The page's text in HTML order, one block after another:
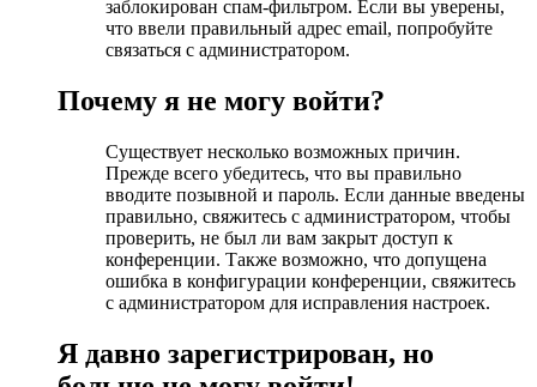
заблокирован спам-фильтром. Если вы уверены,
что ввели правильный адрес email, попробуйте
связаться с администратором.
Почему я не могу войти?
Существует несколько возможных причин.
Прежде всего убедитесь, что вы правильно
вводите позывной и пароль. Если данные введены
правильно, свяжитесь с администратором, чтобы
проверить, не был ли вам закрыт доступ к
конференции. Также возможно, что допущена
ошибка в конфигурации конференции, свяжитесь
с администратором для исправления настроек.
Я давно зарегистрирован, но